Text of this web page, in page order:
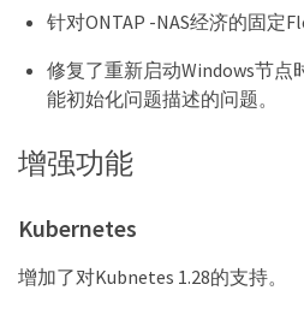
针对ONTAP -NAS经济的固定
修复了重新启动Windows节点
能初始化问题描述的问题。
增强功能
Kubernetes
增加了对Kubnetes 1.28的支持。